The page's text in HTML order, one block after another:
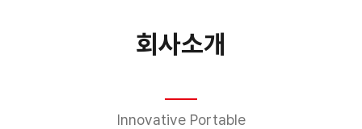
회사소개
Innovative Portable